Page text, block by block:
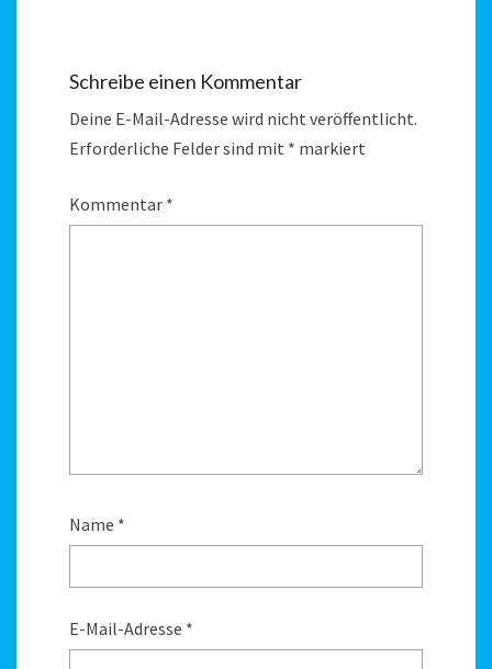
Schreibe einen Kommentar
Deine E-Mail-Adresse wird nicht veröffentlicht.
Erforderliche Felder sind mit * markiert
Kommentar *
Name *
E-Mail-Adresse *